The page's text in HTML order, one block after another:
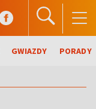
GWIAZDY PORADY